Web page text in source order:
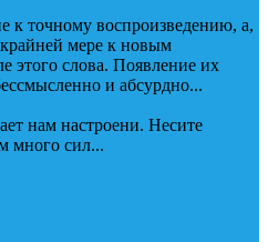
к точному воспроизведению, а,
мере к новым
этого слова. Появление их
и абсурдно...
нам настроени. Несите
много сил...